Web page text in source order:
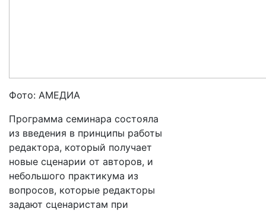
Фото: АМЕДИА
Программа семинара состояла
из введения в принципы работы
редактора, который получает
новые сценарии от авторов, и
небольшого практикума из
вопросов, которые редакторы
задают сценаристам при